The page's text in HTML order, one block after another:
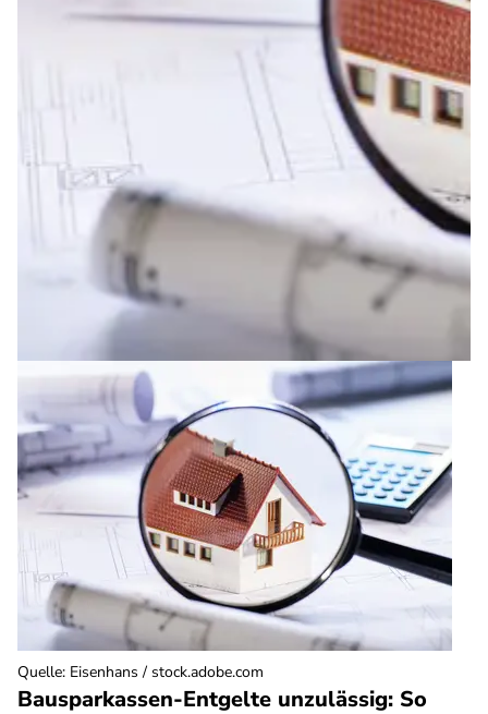
Bausparkassen-Entgelte unzulässig: So
Quelle: Eisenhans / stock.adobe.com